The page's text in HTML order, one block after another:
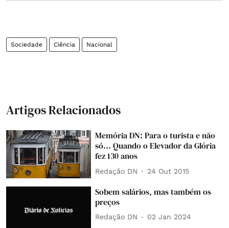
Sociedade Ciência Nacional
Artigos Relacionados
Memória DN: Para o turista e não
só... Quando o Elevador da Glória
fez 130 anos
Redação DN 24 Out 2015
Sobem salários, mas também os
preços
Redação DN 02 Jan 2024